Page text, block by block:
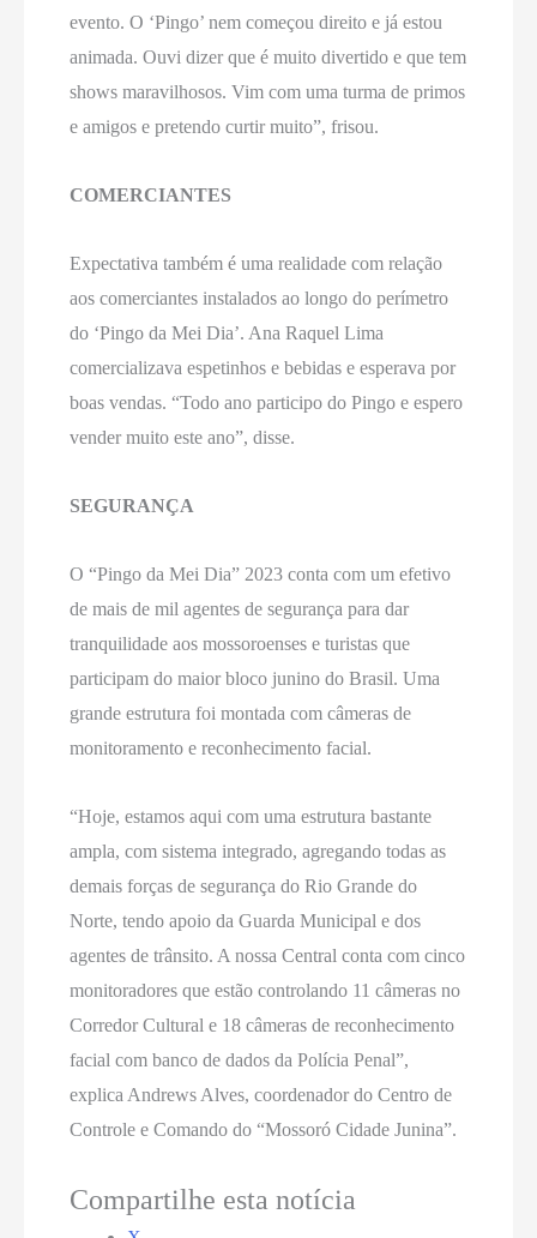
evento. O ‘Pingo’ nem começou direito e já estou
animada. Ouvi dizer que é muito divertido e que tem
shows maravilhosos. Vim com uma turma de primos
e amigos e pretendo curtir muito”, frisou.
COMERCIANTES
Expectativa também é uma realidade com relação
aos comerciantes instalados ao longo do perímetro
do ‘Pingo da Mei Dia’. Ana Raquel Lima
comercializava espetinhos e bebidas e esperava por
boas vendas. “Todo ano participo do Pingo e espero
vender muito este ano”, disse.
SEGURANÇA
O “Pingo da Mei Dia” 2023 conta com um efetivo
de mais de mil agentes de segurança para dar
tranquilidade aos mossoroenses e turistas que
participam do maior bloco junino do Brasil. Uma
grande estrutura foi montada com câmeras de
monitoramento e reconhecimento facial.
“Hoje, estamos aqui com uma estrutura bastante
ampla, com sistema integrado, agregando todas as
demais forças de segurança do Rio Grande do
Norte, tendo apoio da Guarda Municipal e dos
agentes de trânsito. A nossa Central conta com cinco
monitoradores que estão controlando 11 câmeras no
Corredor Cultural e 18 câmeras de reconhecimento
facial com banco de dados da Polícia Penal”,
explica Andrews Alves, coordenador do Centro de
Controle e Comando do “Mossoró Cidade Junina”.
Compartilhe esta notícia